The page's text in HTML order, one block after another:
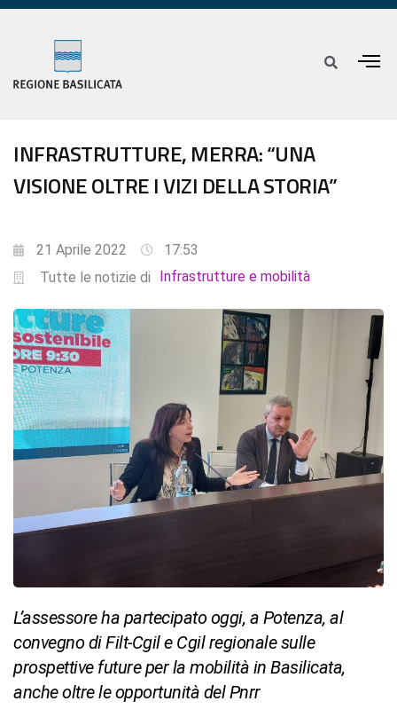
INFRASTRUTTURE, MERRA: “UNA
VISIONE OLTRE I VIZI DELLA STORIA”
21 Aprile 2022
17:53
Tutte le notizie di
Infrastrutture e mobilità
L’assessore ha partecipato oggi, a Potenza, al
convegno di Filt-Cgil e Cgil regionale sulle
prospettive future per la mobilità in Basilicata,
anche oltre le opportunità del Pnrr